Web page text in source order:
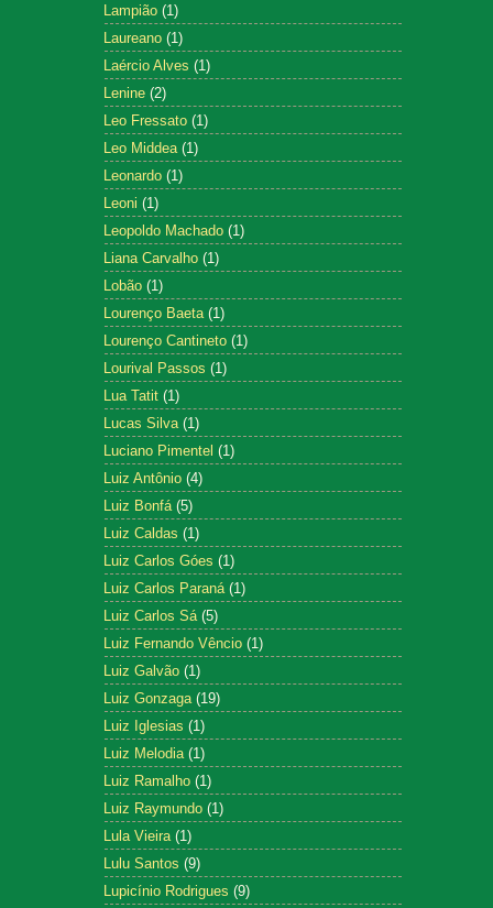
Lampião (1)
Laureano (1)
Laércio Alves (1)
Lenine (2)
Leo Fressato (1)
Leo Middea (1)
Leonardo (1)
Leoni (1)
Leopoldo Machado (1)
Liana Carvalho (1)
Lobão (1)
Lourenço Baeta (1)
Lourenço Cantineto (1)
Lourival Passos (1)
Lua Tatit (1)
Lucas Silva (1)
Luciano Pimentel (1)
Luiz Antônio (4)
Luiz Bonfá (5)
Luiz Caldas (1)
Luiz Carlos Góes (1)
Luiz Carlos Paraná (1)
Luiz Carlos Sá (5)
Luiz Fernando Vêncio (1)
Luiz Galvão (1)
Luiz Gonzaga (19)
Luiz Iglesias (1)
Luiz Melodia (1)
Luiz Ramalho (1)
Luiz Raymundo (1)
Lula Vieira (1)
Lulu Santos (9)
Lupicínio Rodrigues (9)